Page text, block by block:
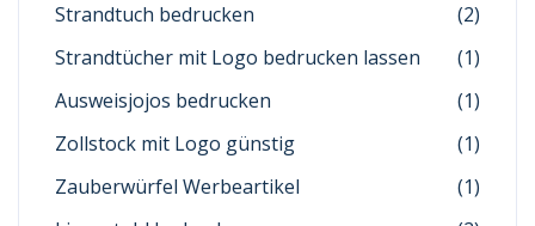
Strandtuch bedrucken
(2)
Strandtücher mit Logo bedrucken lassen
(1)
Ausweisjojos bedrucken
(1)
Zollstock mit Logo günstig
(1)
Zauberwürfel Werbeartikel
(1)